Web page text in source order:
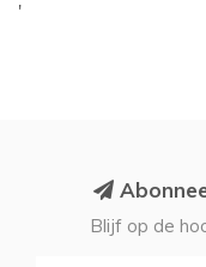
'
Blijf op de